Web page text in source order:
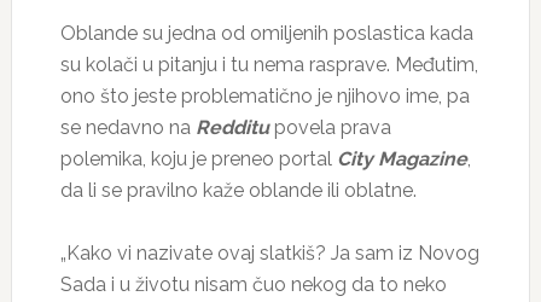
Oblande su jedna od omiljenih poslastica kada
su kolači u pitanju i tu nema rasprave. Međutim,
ono što jeste problematično je njihovo ime, pa
se nedavno na Redditupovela prava
polemika, koju je preneo portal City Magazine,
da li se pravilno kaže oblande ili oblatne.
„Kako vi nazivate ovaj slatkiš? Ja sam iz Novog
Sada i u životu nisam čuo nekog da to neko